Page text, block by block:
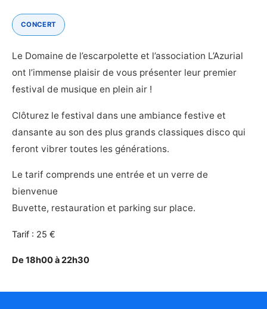
CONCERT
Le Domaine de l’escarpolette et l’association L’Azurial
ont l’immense plaisir de vous présenter leur premier
festival de musique en plein air !
Clôturez le festival dans une ambiance festive et
dansante au son des plus grands classiques disco qui
feront vibrer toutes les générations.
Le tarif comprends une entrée et un verre de
bienvenue
Buvette, restauration et parking sur place.
Tarif : 25 €
De 18h00 à 22h30